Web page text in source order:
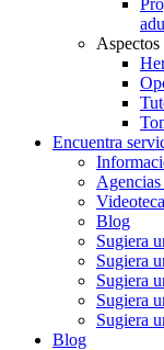
Aspectos
Encuentra
Agencias
Videoteca
Blog
Sugiera
Sugiera
Sugiera
Sugiera
Sugiera
Blog